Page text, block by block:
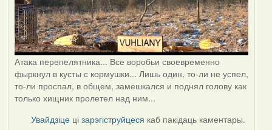
Атака перепелятника... Все воробьи своевременно
фыркнул в кусты с кормушки... Лишь один, то-ли не успел,
то-ли проспал, в общем, замешкался и поднял голову как
только хищник пролетел над ним...
Увайдзіце цізарэгіструйцеся каб пакідаць каментары.